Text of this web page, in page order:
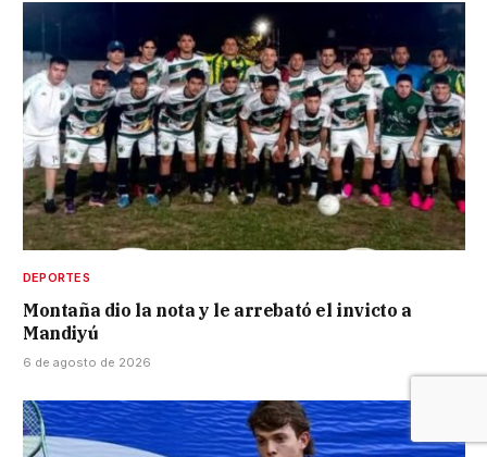
DEPORTES
Montaña dio la nota y le arrebató el invicto a
Mandiyú
6 de agosto de 2026